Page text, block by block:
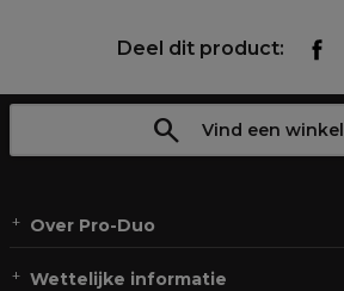
Deel dit product:
Vind een winkel
Over Pro-Duo
Wettelijke informatie